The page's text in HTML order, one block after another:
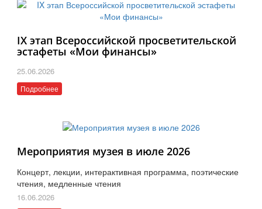
IX этап Всероссийской просветительской
эстафеты «Мои финансы»
25.06.2026
Подробнее
Мероприятия музея в июле 2026
Концерт, лекции, интерактивная программа, поэтические
чтения, медленные чтения
16.06.2026